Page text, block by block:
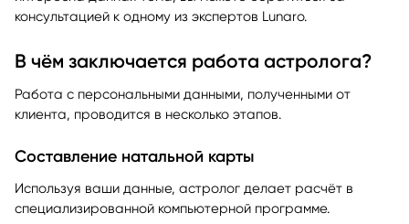
интересна данная тема, вы можете обратиться за
В чём заключается работа астролога?
Работа с персональными данными, полученными от
Составление натальной карты
Используя ваши данные, астролог делает расчёт в